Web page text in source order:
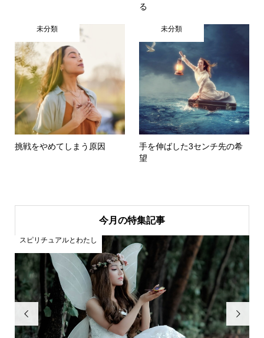
る
未分類
挑戦をやめてしまう原因
未分類
手を伸ばした3センチ先の希
望
今月の特集記事

スピリチュアルとわたし 自分
